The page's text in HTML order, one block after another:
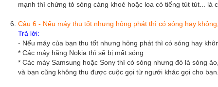
mạnh thì chứng tỏ sóng càng khoẻ hoặc loa có tiếng tút tút... là
Câu 6 - Nếu máy thu tốt nhưng hỏng phát thì có sóng hay
Trả lời:
- Nếu máy của bạn thu tốt nhưng hỏng phát thì có sóng hay
* Các máy hãng Nokia thì sẽ bị mất sóng
* Các máy Samsung hoặc Sony thì có sóng nhưng đó là sóng
và bạn cũng không thu được cuộc gọi từ ngưới khác gọi cho